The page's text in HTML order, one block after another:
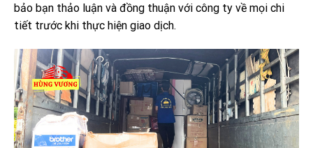
bảo bạn thảo luận và đồng thuận với công ty về mọi chi
tiết trước khi thực hiện giao dịch.